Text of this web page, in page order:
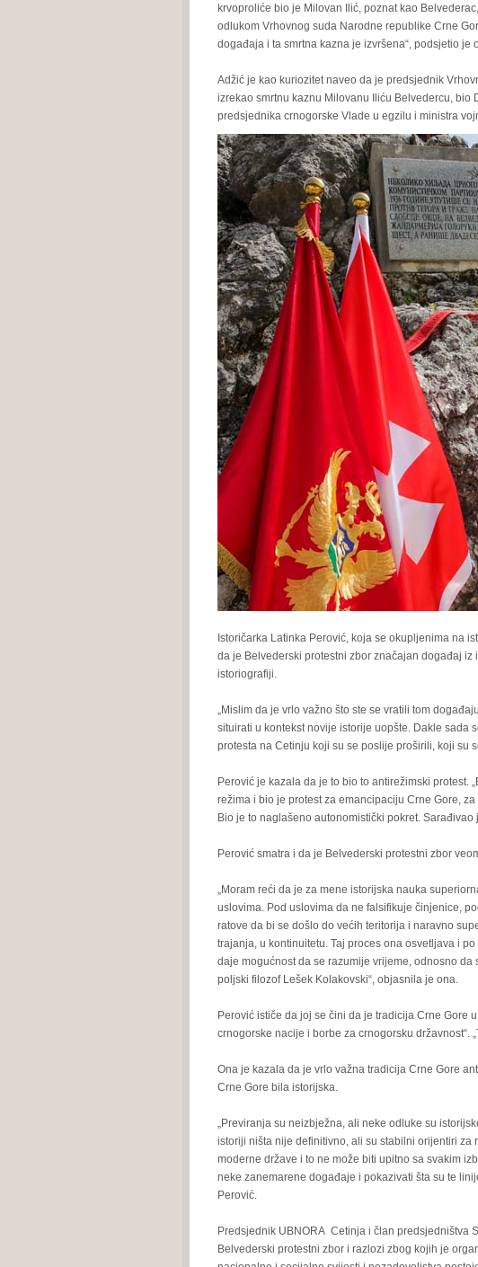
krvoproliće bio je Milovan Ilić, poznat kao
odlukom Vrhovnog suda Narodne republike Crne
događaja i ta smrtna kazna je izvršena“, podsjetio je
Adžić je kao kuriozitet naveo da je predsjednik
izrekao smrtnu kaznu Milovanu Iliću Belvedercu, bio
predsjednika crnogorske Vlade u egzilu i ministra
Istoričarka Latinka Perović, koja se okupljenima na
da je Belvederski protestni zbor značajan događaj
istoriografiji.
„Mislim da je vrlo važno što ste se vratili tom
situirati u kontekst novije istorije uopšte. Dakle sada
protesta na Cetinju koji su se poslije proširili, koji su
Perović je kazala da je to bio to antirežimski protest.
režima i bio je protest za emancipaciju Crne Gore,
Bio je to naglašeno autonomistički pokret. Sarađivao
Perović smatra i da je Belvederski protestni zbor
„Moram reći da je za mene istorijska nauka
uslovima. Pod uslovima da ne falsifikuje činjenice,
ratove da bi se došlo do većih teritorija i naravno
trajanja, u kontinuitetu. Taj proces ona osvetljava i
daje mogućnost da se razumije vrijeme, odnosno da
poljski filozof Lešek Kolakovski“, objasnila je ona.
Perović ističe da joj se čini da je tradicija Crne Gore
crnogorske nacije i borbe za crnogorsku državnost“.
Ona je kazala da je vrlo važna tradicija Crne Gore
Crne Gore bila istorijska.
„Previranja su neizbježna, ali neke odluke su
istoriji ništa nije definitivno, ali su stabilni orijentiri za
moderne države i to ne može biti upitno sa svakim
neke zanemarene događaje i pokazivati šta su te
Perović.
Predsjednik UBNORA Cetinja i član predsjedništva
Belvederski protestni zbor i razlozi zbog kojih je